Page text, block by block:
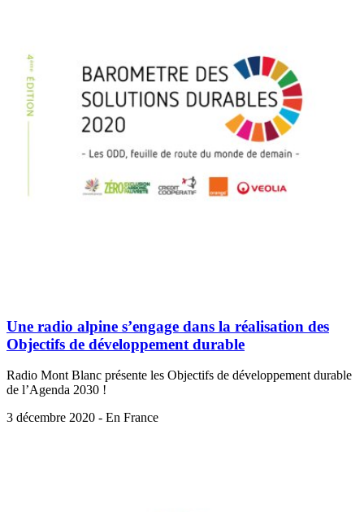
Une radio alpine s’engage dans la réalisation des
Objectifs de développement durable
Radio Mont Blanc présente les Objectifs de développement durable
de l’Agenda 2030 !
3 décembre 2020 - En France